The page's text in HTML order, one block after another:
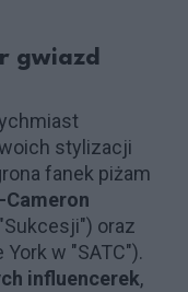
gwiazd
stylizacji
fanek piżam
oraz
w "SATC").
influencerek,